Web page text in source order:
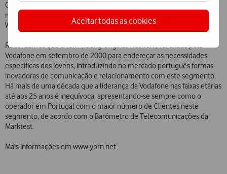
Aceitar todas as cookies
Os protagonistas da campanha são 27 jovens portugueses e a nova
música, que estará presente nos 7 filmes da campanha, é de Alison
Wonderland (Carry On).
Recordamos que a Yorn (Young Original Network) foi criada pela
Vodafone em setembro de 2000 para endereçar as necessidades
específicas dos jovens, introduzindo no mercado português formas
inovadoras de comunicação e relacionamento com este segmento.
Há mais de uma década que a liderança da Vodafone nas faixas etárias
até aos 25 anos é inequívoca, apresentando-se sempre como o
operador em Portugal com o maior número de Clientes neste
segmento, de acordo com o Barómetro de Telecomunicações da
Marktest.
Mais informações em www.yorn.net